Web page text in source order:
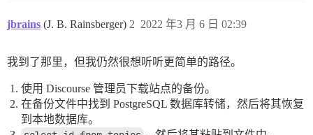
jbrains (J. B. Rainsberger) 2022 年3 月 6 日 02:39
2
我到了那里，但我仍然很想听听更简单的路径。
使用 Discourse 管理员下载站点的备份。
在备份文件中找到 PostgreSQL 数据库转储，然后将其恢复
到本地数据库。